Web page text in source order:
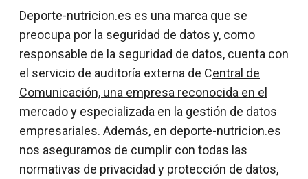
Deporte-nutricion.es es una marca que se
preocupa por la seguridad de datos y, como
responsable de la seguridad de datos, cuenta con
el servicio de auditoría externa de Central de
Comunicación, una empresa reconocida en el
mercado y especializada en la gestión de datos
empresariales. Además, en deporte-nutricion.es
nos aseguramos de cumplir con todas las
normativas de privacidad y protección de datos,